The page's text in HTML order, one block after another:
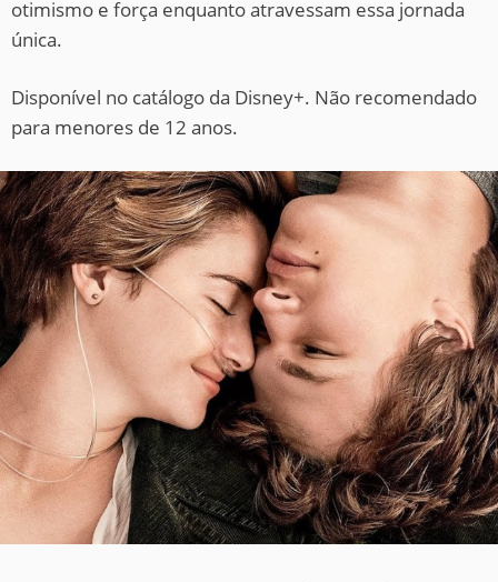
otimismo e força enquanto atravessam essa jornada
única.
Disponível no catálogo da Disney+. Não recomendado
para menores de 12 anos.